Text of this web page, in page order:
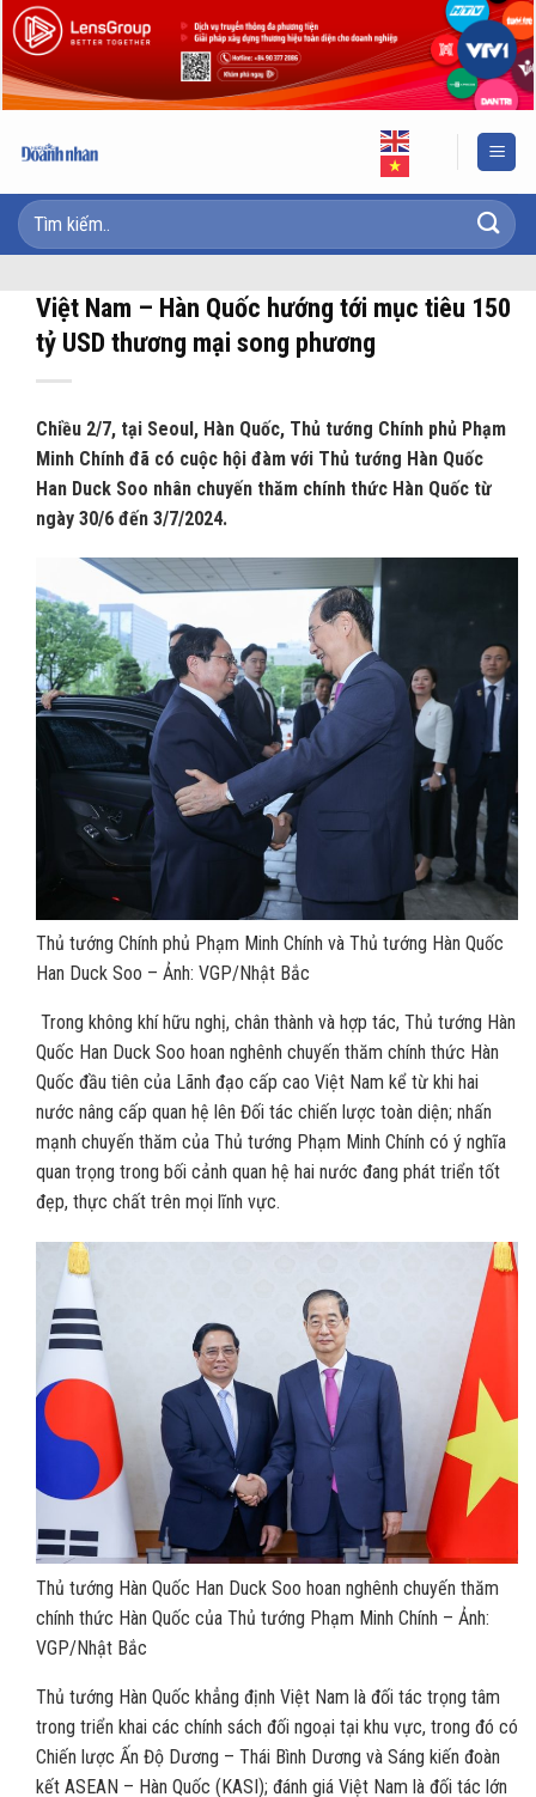
Skip
to
content
Việt Nam – Hàn Quốc hướng tới mục tiêu 150
tỷ USD thương mại song phương
Chiều 2/7, tại Seoul, Hàn Quốc, Thủ tướng Chính phủ Phạm
Minh Chính đã có cuộc hội đàm với Thủ tướng Hàn Quốc
Han Duck Soo nhân chuyến thăm chính thức Hàn Quốc từ
ngày 30/6 đến 3/7/2024.
Thủ tướng Chính phủ Phạm Minh Chính và Thủ tướng Hàn Quốc
Han Duck Soo – Ảnh: VGP/Nhật Bắc
Trong không khí hữu nghị, chân thành và hợp tác, Thủ tướng Hàn
Quốc Han Duck Soo hoan nghênh chuyến thăm chính thức Hàn
Quốc đầu tiên của Lãnh đạo cấp cao Việt Nam kể từ khi hai
nước nâng cấp quan hệ lên Đối tác chiến lược toàn diện; nhấn
mạnh chuyến thăm của Thủ tướng Phạm Minh Chính có ý nghĩa
quan trọng trong bối cảnh quan hệ hai nước đang phát triển tốt
đẹp, thực chất trên mọi lĩnh vực.
Thủ tướng Hàn Quốc Han Duck Soo hoan nghênh chuyến thăm
chính thức Hàn Quốc của Thủ tướng Phạm Minh Chính – Ảnh:
VGP/Nhật Bắc
Thủ tướng Hàn Quốc khẳng định Việt Nam là đối tác trọng tâm
trong triển khai các chính sách đối ngoại tại khu vực, trong đó có
Chiến lược Ấn Độ Dương – Thái Bình Dương và Sáng kiến đoàn
kết ASEAN – Hàn Quốc (KASI); đánh giá Việt Nam là đối tác lớn